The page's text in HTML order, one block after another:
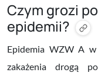
Czym grozi
epidemii?
Epidemia WZW A w
zakażenia drogą